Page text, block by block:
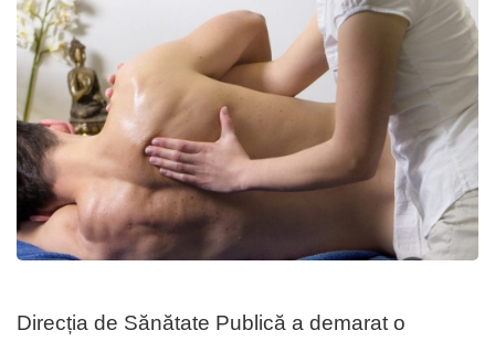
Direcția de Sănătate Publică a demarat o